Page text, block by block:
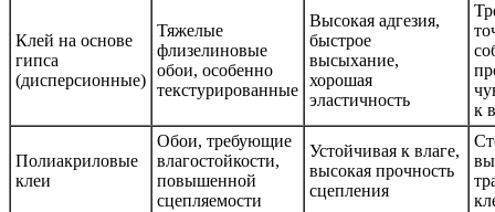
Клей на основе
гипса
(дисперсионные)
Тяжелые
флизелиновые
обои, особенно
текстурированные
Высокая адгезия,
быстрое
высыхание,
хорошая
эластичность
к
Полиакриловые
клеи
Обои, требующие
влагостойкости,
повышенной
сцепляемости
Устойчивая к влаге,
высокая прочность
сцепления